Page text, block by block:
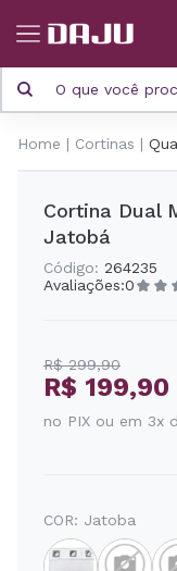
Home Cortinas
Cortina Dual
Jatobá
Código: 264235
Avaliações:0
R$ 299,90
R$ 199,90
no PIX ou em 3x
COR: Jatoba